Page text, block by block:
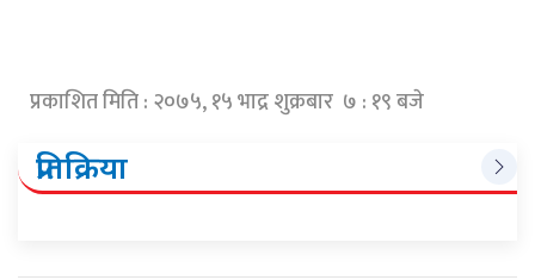
प्रकाशित मिति : २०७५, १५ भाद्र शुक्रबार ७ : १९ बजे
प्रतिक्रिया